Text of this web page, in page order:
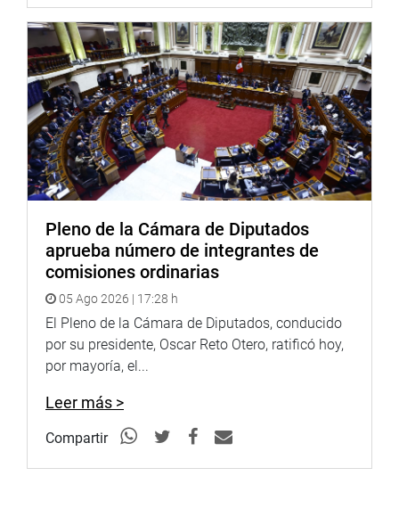
2023-2024.
OFICINA DE COMUNICACIONES E IMAGEN
INSTITUCIONAL
Pleno de la Cámara de Diputados
aprueba número de integrantes de
comisiones ordinarias
05 Ago 2026 | 17:28 h
El Pleno de la Cámara de Diputados, conducido
por su presidente, Oscar Reto Otero, ratificó hoy,
por mayoría, el...
Leer más >
Compartir